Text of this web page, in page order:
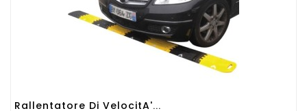
Rallentatore Di VelocitA'...